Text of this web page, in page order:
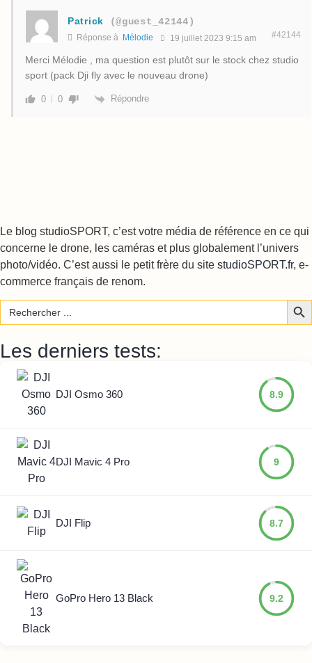
Patrick (@guest_42144)
Réponse à Mélodie 19 juillet 2023 9:15 am #42144
Merci Mélodie , ma question est plutôt sur le stock chez studio
sport (pack Dji fly avec le nouveau drone)
0 0 Répondre
Le blog studioSPORT, c’est votre média de référence en ce qui
concerne le drone, les caméras et plus globalement l’univers
photo/vidéo. C’est aussi le petit frère du site studioSPORT.fr, e-
commerce français de renom.
Search
for:
Les derniers tests:
DJI Osmo 360 8.9
DJI Mavic 4 Pro 9
DJI Flip 8.7
GoPro Hero 13 Black 9.2